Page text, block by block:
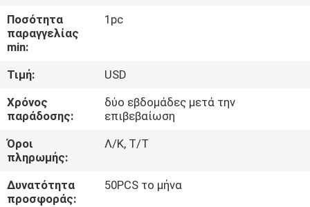
ΠΟΙΟΤΙΚΌΣ
ΈΛΕΓΧΟΣ
ΜΑΣ
ΕΛΆΤΕ
ΣΕ
ΕΠΑΦΉ
ΜΕ
Ποσότητα
παραγγελίας
min:
1pc
Τιμή:
USD
Χρόνος
παράδοσης:
δύο εβδομάδες μετά την
επιβεβαίωση
Όροι
πληρωμής:
Λ/Κ, Τ/Τ
Δυνατότητα
προσφοράς:
50PCS το μήνα